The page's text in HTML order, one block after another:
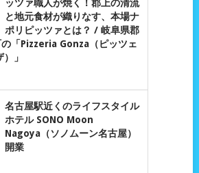
ッツァ職人が焼く！郡上の清流
と地元食材が織りなす、本場ナ
ポリピッツァとは？ / 岐阜県郡
の「Pizzeria Gonza（ピッツェ
」
名古屋駅近くのライフスタイル
ホテル SONO Moon
Nagoya（ソノムーン名古屋）
開業